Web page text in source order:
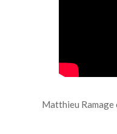
Matthieu